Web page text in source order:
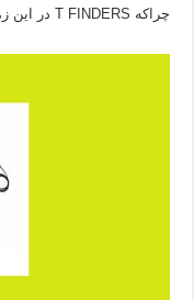
چراکه T FINDERS در این زمینه سابقه طولانی دارد.